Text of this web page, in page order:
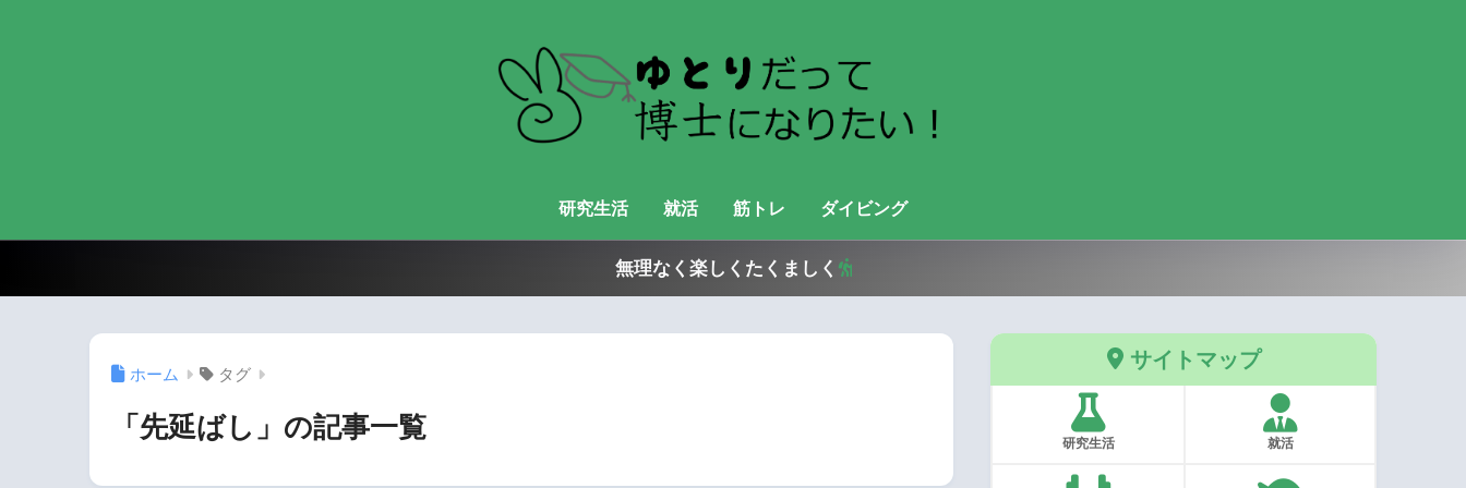
研究生活 就活 筋トレ ダイビング
無理なく楽しくたくましく
ホーム タグ
「先延ばし」の記事一覧
サイトマップ
研究生活 就活